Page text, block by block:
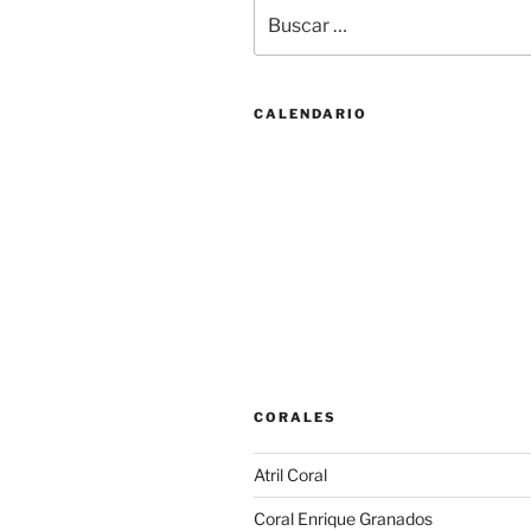
por:
CALENDARIO
CORALES
Atril Coral
Coral Enrique Granados